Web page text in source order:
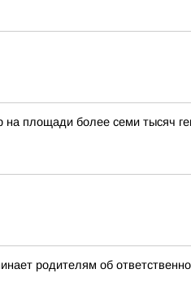
на площади более семи тысяч
родителям об